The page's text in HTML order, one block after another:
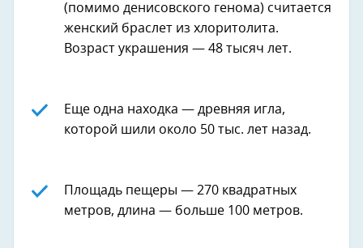
(помимо денисовского генома) считается
женский браслет из хлоритолита.
Возраст украшения — 48 тысяч лет.
Еще одна находка — древняя игла,
которой шили около 50 тыс. лет назад.
Площадь пещеры — 270 квадратных
метров, длина — больше 100 метров.